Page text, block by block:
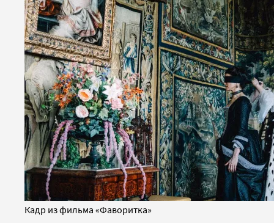
Кадр из фильма «Фаворитка»